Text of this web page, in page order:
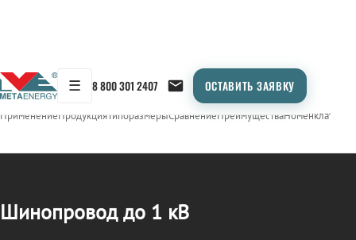
☰ 8 800 301 2407 ОСТАВИТЬ ЗАЯВКУ
← Продукция/ШИНОПРОВОД
ПрименениеПродукцияТипоразмерыСравнениеПреимуществаНоменклатура
Шинопровод до 1 кВ